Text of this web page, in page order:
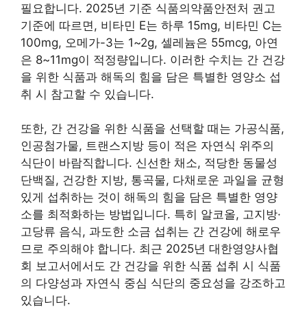
필요합니다. 2025년 기준 식품의약품안전처 권고
기준에 따르면, 비타민 E는 하루 15mg, 비타민 C는
100mg, 오메가-3는 1~2g, 셀레늄은 55mcg, 아연
은 8~11mg이 적정량입니다. 이러한 수치는 간 건강
을 위한 식품과 해독의 힘을 담은 특별한 영양소 섭
취 시 참고할 수 있습니다.
또한, 간 건강을 위한 식품을 선택할 때는 가공식품,
인공첨가물, 트랜스지방 등이 적은 자연식 위주의
식단이 바람직합니다. 신선한 채소, 적당한 동물성
단백질, 건강한 지방, 통곡물, 다채로운 과일을 균형
있게 섭취하는 것이 해독의 힘을 담은 특별한 영양
소를 최적화하는 방법입니다. 특히 알코올, 고지방·
고당류 음식, 과도한 소금 섭취는 간 건강에 해로우
므로 주의해야 합니다. 최근 2025년 대한영양사협
회 보고서에서도 간 건강을 위한 식품 섭취 시 식품
의 다양성과 자연식 중심 식단의 중요성을 강조하고
있습니다.